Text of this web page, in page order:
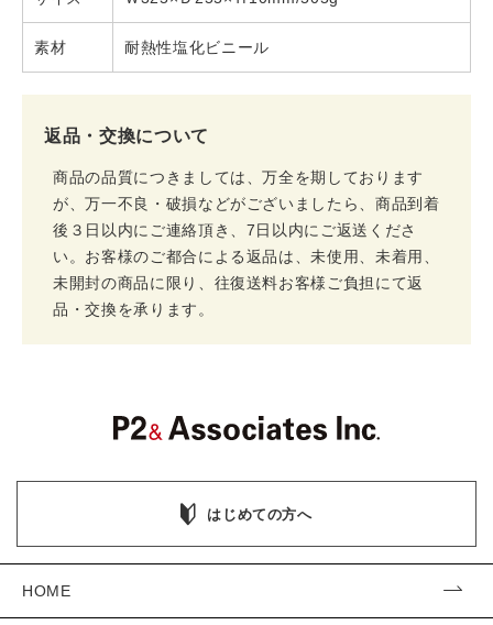
素材 耐熱性塩化ビニール
返品・交換について
商品の品質につきましては、万全を期しております
が、万一不良・破損などがございましたら、商品到着
後３日以内にご連絡頂き、7日以内にご返送くださ
い。お客様のご都合による返品は、未使用、未着用、
未開封の商品に限り、往復送料お客様ご負担にて返
品・交換を承ります。
はじめての方へ
HOME